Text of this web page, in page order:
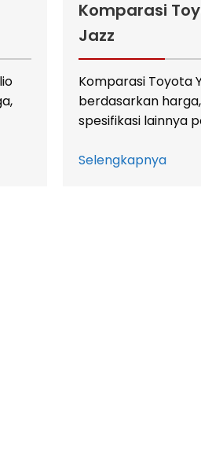
Komparasi
Jazz
Komparasi Toyota
berdasarkan
spesifikasi lainnya
Selengkapnya